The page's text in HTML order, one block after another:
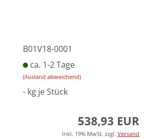
B01V18-0001
ca. 1-2 Tage
(Ausland abweichend)
- kg je Stück
538,93 EUR
inkl. 19% MwSt. zzgl. Versand